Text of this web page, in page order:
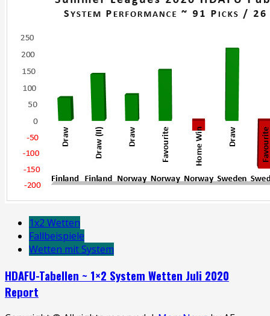
1x2 Wetten
Fallbeispiele
Wetten mit System
HDAFU-Tabellen ~ 1×2 System Wetten Juli 2020
Report